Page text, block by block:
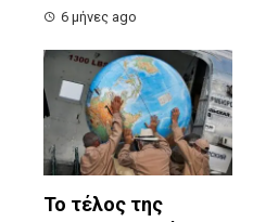
6 μήνες ago
Το τέλος της